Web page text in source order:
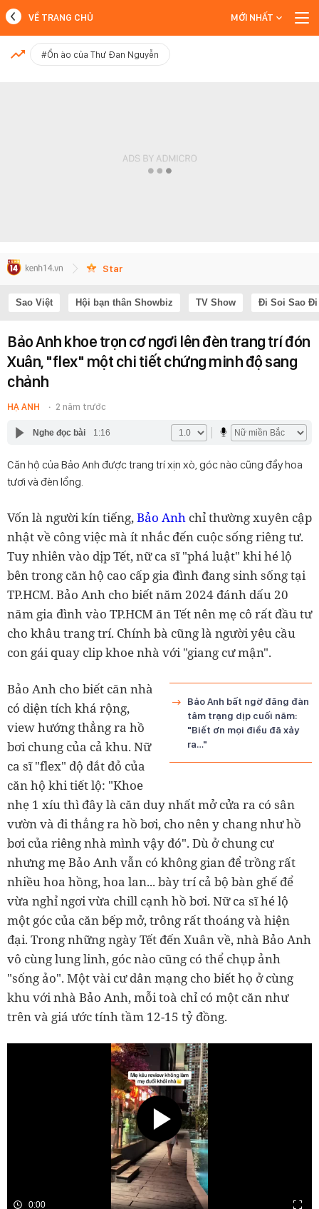
MỚI NHẤT
VỀ TRANG CHỦ MỚI NHẤT
#Ồn ào của Thư Đan Nguyễn
Star
Sao Việt Hội bạn thân Showbiz TV Show Đi Soi Sao Đi
Bảo Anh khoe trọn cơ ngơi lên đèn trang trí đón
Xuân, "flex" một chi tiết chứng minh độ sang
chảnh
HẠ ANH 2 năm trước
Nghe đọc bài 1:16
Căn hộ của Bảo Anh được trang trí xịn xò, góc nào cũng đầy hoa
tươi và đèn lồng.
Vốn là người kín tiếng,Bảo Anh chỉ thường xuyên cập
nhật về công việc mà ít nhắc đến cuộc sống riêng tư.
Tuy nhiên vào dịp Tết, nữ ca sĩ "phá luật" khi hé lộ
bên trong căn hộ cao cấp gia đình đang sinh sống tại
TP.HCM. Bảo Anh cho biết năm 2024 đánh dấu 20
năm gia đình vào TP.HCM ăn Tết nên mẹ cô rất đầu tư
cho khâu trang trí. Chính bà cũng là người yêu cầu
con gái quay clip khoe nhà với "giang cư mận".
Bảo Anh bất ngờ đăng đàn
tâm trạng dịp cuối năm:
"Biết ơn mọi điều đã xảy
ra…"
Bảo Anh cho biết căn nhà
có diện tích khá rộng,
view hướng thẳng ra hồ
bơi chung của cả khu. Nữ
ca sĩ "flex" độ đắt đỏ của
căn hộ khi tiết lộ: "Khoe
nhẹ 1 xíu thì đây là căn duy nhất mở cửa ra có sân
vườn và đi thẳng ra hồ bơi, cho nên y chang như hồ
bơi của riêng nhà mình vậy đó". Dù ở chung cư
nhưng mẹ Bảo Anh vẫn có không gian để trồng rất
nhiều hoa hồng, hoa lan... bày trí cả bộ bàn ghế để
vừa nghỉ ngơi vừa chill cạnh hồ bơi. Nữ ca sĩ hé lộ
một góc của căn bếp mở, trông rất thoáng và hiện
đại. Trong những ngày Tết đến Xuân về, nhà Bảo Anh
vô cùng lung linh, góc nào cũng có thể chụp ảnh
"sống ảo". Một vài cư dân mạng cho biết họ ở cùng
khu với nhà Bảo Anh, mỗi toà chỉ có một căn như
trên và giá ước tính tầm 12-15 tỷ đồng.
0:00